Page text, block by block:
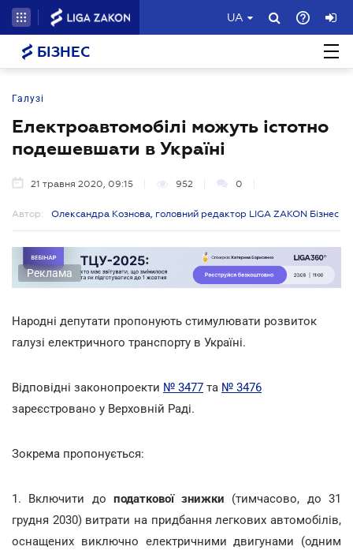
UA
БІЗНЕС
Галузі
Електроавтомобілі можуть істотно
подешевшати в Україні
21 травня 2020, 09:15 952 0
Автор: Олександра Кознова, головний редактор LIGA ZAKON Бізнес
Реклама
Народні депутати пропонують стимулювати розвиток
галузі електричного транспорту в Україні.
Відповідні законопроекти № 3477 та № 3476
зареєстровано у Верховній Раді.
Зокрема пропонується:
1. Включити до податкової знижки (тимчасово, до 31
грудня 2030) витрати на придбання легкових автомобілів,
оснащених виключно електричними двигунами (одним